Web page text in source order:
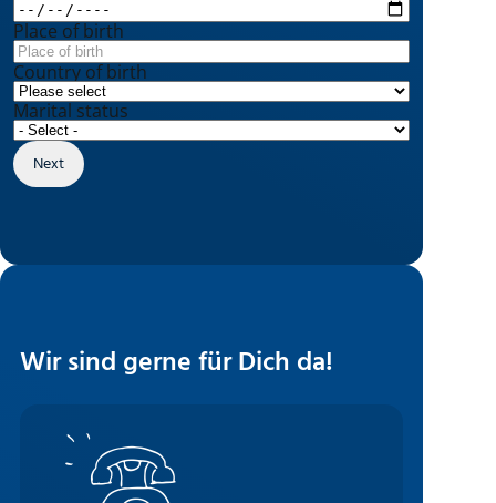
Place of birth
Country of birth
Marital status
Wir sind gerne für Dich da!